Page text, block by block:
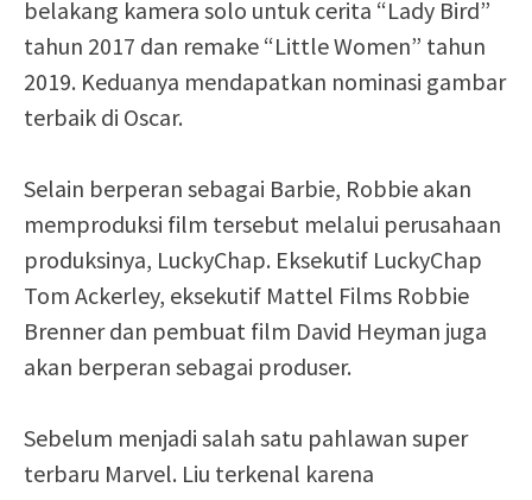
belakang kamera solo untuk cerita “Lady Bird”
tahun 2017 dan remake “Little Women” tahun
2019. Keduanya mendapatkan nominasi gambar
terbaik di Oscar.
Selain berperan sebagai Barbie, Robbie akan
memproduksi film tersebut melalui perusahaan
produksinya, LuckyChap. Eksekutif LuckyChap
Tom Ackerley, eksekutif Mattel Films Robbie
Brenner dan pembuat film David Heyman juga
akan berperan sebagai produser.
Sebelum menjadi salah satu pahlawan super
terbaru Marvel. Liu terkenal karena